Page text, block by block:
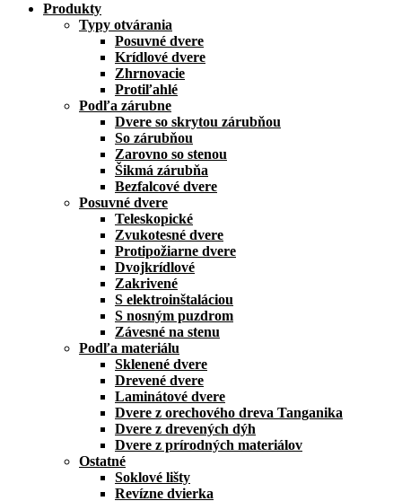
Produkty
Typy otvárania
Posuvné dvere
Krídlové dvere
Zhrnovacie
Protiľahlé
Podľa zárubne
Dvere so skrytou zárubňou
So zárubňou
Zarovno so stenou
Šikmá zárubňa
Bezfalcové dvere
Posuvné dvere
Teleskopické
Zvukotesné dvere
Protipožiarne dvere
Dvojkrídlové
Zakrivené
S elektroinštaláciou
S nosným puzdrom
Závesné na stenu
Podľa materiálu
Sklenené dvere
Drevené dvere
Laminátové dvere
Dvere z orechového dreva Tanganika
Dvere z drevených dýh
Dvere z prírodných materiálov
Ostatné
Soklové lišty
Revízne dvierka